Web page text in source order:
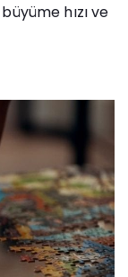
hızı ve